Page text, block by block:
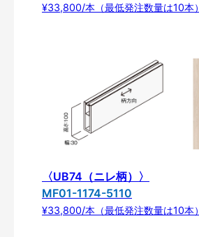
¥33,800/本（最低発注数量は10本）
〈UB74（ニレ柄）〉
MF01-1174-5110
¥33,800/本（最低発注数量は10本）